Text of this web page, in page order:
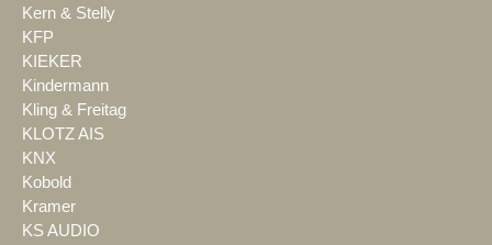
Kern & Stelly
KFP
KIEKER
Kindermann
Kling & Freitag
KLOTZ AIS
KNX
Kobold
Kramer
KS AUDIO